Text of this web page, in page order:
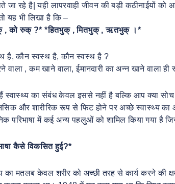
जा रहे है| यही लापरवाही जीवन की बड़ी कठीनाईयों
यह भी लिखा है कि –
, को रुक् ?* *हितभुक् , मितभुक् , ऋतभुक् ।*
है, कौन स्वस्थ है, कौन स्वस्थ है ?
, कम खाने वाला, ईमानदारी का अन्न खाने वाला ही
स्वास्थ्य का संबंध केवल इससे नहीं है बल्कि आप क्या
और शारीरिक रूप से फिट होने पर अच्छे स्वास्थ्य
परिभाषा में कई अन्य पहलुओं को शामिल किया गया है
कैसे विकसित हुई?*
मतलब केवल शरीर को अच्छी तरह से कार्य करने की